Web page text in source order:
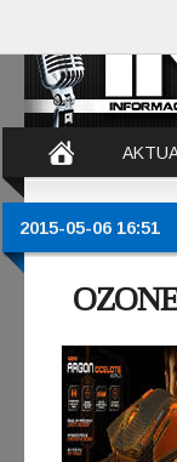
2015-05-06 16:51